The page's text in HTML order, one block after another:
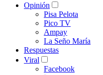
Opinión
Pisa Pelota
Pico TV
Ampay
La Seño María
Respuestas
Viral
Facebook